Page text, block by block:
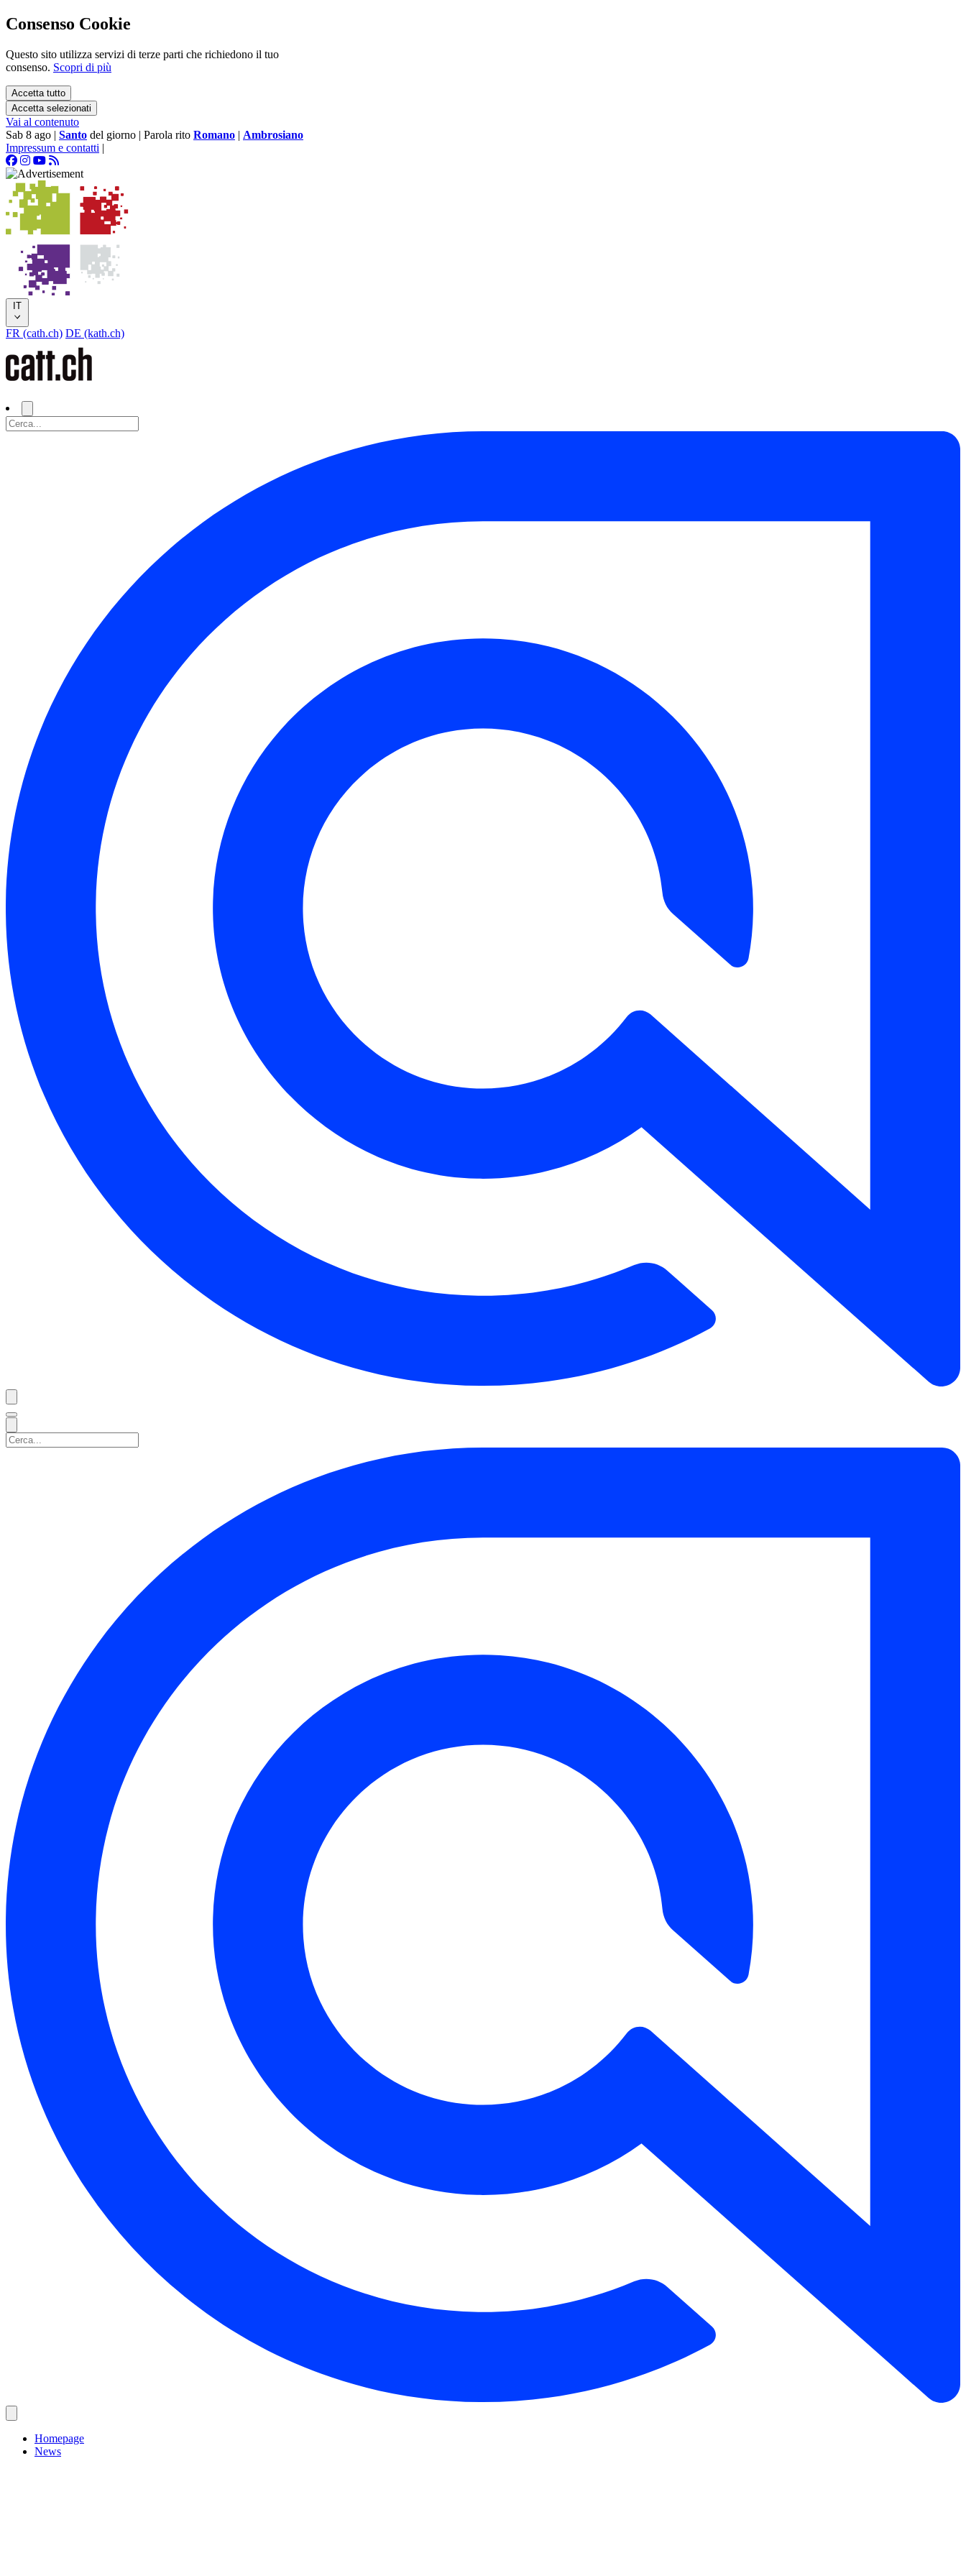
Consenso Cookie
Questo sito utilizza servizi di terze parti che richiedono il tuo
consenso. Scopri di più
Accetta tutto
Accetta selezionati
Vai al contenuto
Sab 8 ago | Santo del giorno | Parola rito Romano | Ambrosiano
Impressum e contatti |
IT
FR (cath.ch) DE (kath.ch)
Homepage
News